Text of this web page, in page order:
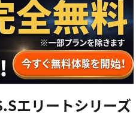
エリートシリーズ